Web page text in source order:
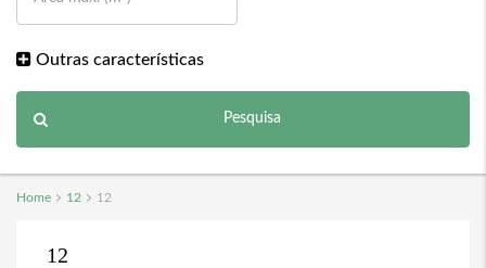
Outras características
Pesquisa
Home 12 12
12